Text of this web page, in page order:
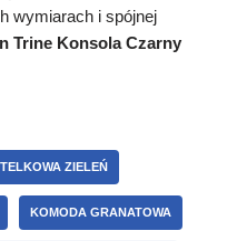
wymiarach i spójnej
Trine Konsola Czarny
ZIELEŃ
KOMODA GRANATOWA